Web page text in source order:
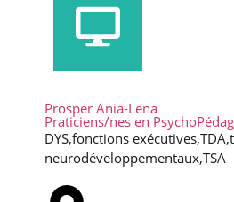
Prosper Ania-Lena
Praticiens/nes en
DYS,fonctions
neurodéveloppementaux,TSA